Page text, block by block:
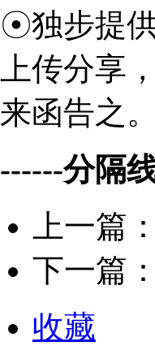
☉独步提
上传分享
来函告之。
------分隔
上一篇：
下一篇
收藏